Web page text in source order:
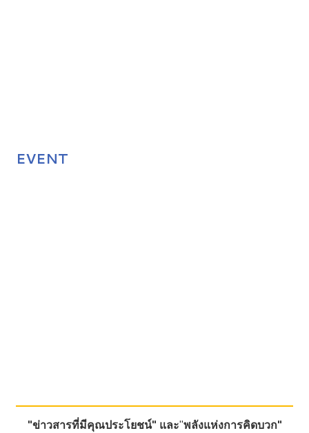
EVENT
"ข่าวสารที่มีคุณประโยชน์" และ"พลังแห่งการคิดบวก"